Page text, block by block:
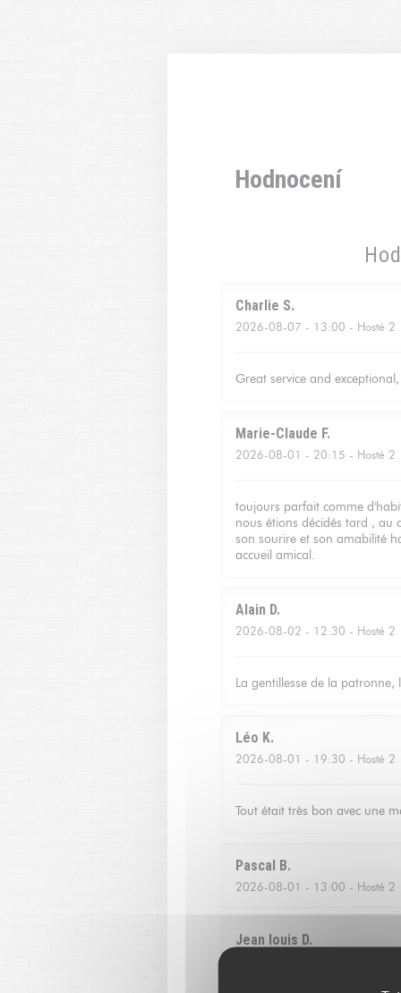
Hodnocení
Charlie S
2026-08-07 - 13:00 - Hosté 2
Great service and
Marie-Claude F
2026-08-01 - 20:15 - Hosté 2
toujours parfait comme
nous étions décidés tard , au
son sourire et son amabilité
accueil amical.
Alain D
2026-08-02 - 12:30 - Hosté 2
La gentillesse de la
Léo K
2026-08-01 - 19:30 - Hosté 2
Tout était très bon avec une
Pascal B
2026-08-01 - 13:00 - Hosté 2
Jean louis D